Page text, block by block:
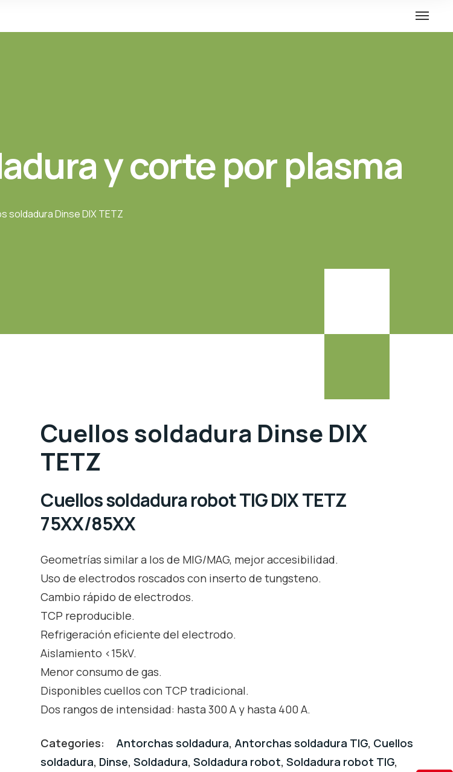
y corte por plasma
soldadura Dinse DIX TETZ
Cuellos soldadura Dinse DIX
TETZ
Cuellos soldadura robot TIGDIX TETZ
75XX/85XX
Geometrías similar a los de MIG/MAG, mejor accesibilidad.
Uso de electrodos roscados con inserto de tungsteno.
Cambio rápido de electrodos.
TCP reproducible.
Refrigeración eficiente del electrodo.
Aislamiento <15kV.
Menor consumo de gas.
Disponibles cuellos con TCP tradicional.
Dos rangos de intensidad: hasta 300 A y hasta 400 A.
Categories: Antorchas soldadura, Antorchas soldadura TIG, Cuellos
soldadura, Dinse,Soldadura,Soldadura robot,Soldadura robot TIG,